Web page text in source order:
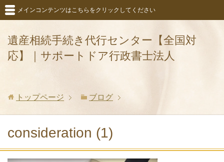
遺産相続手続き代行センター【全国対
応】｜サポートドア行政書士法人
メインコンテンツはこちらをクリックしてください
トップページ ブログ
consideration (1)